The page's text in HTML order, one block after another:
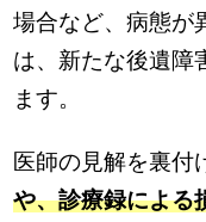
場合など、病態が
は、新たな後遺障
ます。
医師の見解を裏付
や、診療録による